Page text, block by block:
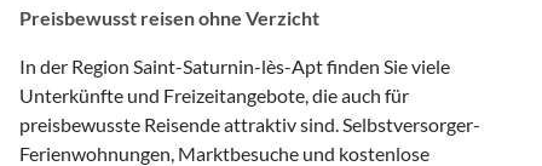
Preisbewusst reisen ohne Verzicht
In der Region Saint-Saturnin-lès-Apt finden Sie viele
Unterkünfte und Freizeitangebote, die auch für
preisbewusste Reisende attraktiv sind. Selbstversorger-
Ferienwohnungen, Marktbesuche und kostenlose